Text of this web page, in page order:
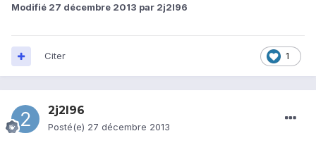
Modifié 27 décembre 2013 par 2j2l96
1
Citer
2j2l96
Posté(e) 27 décembre 2013